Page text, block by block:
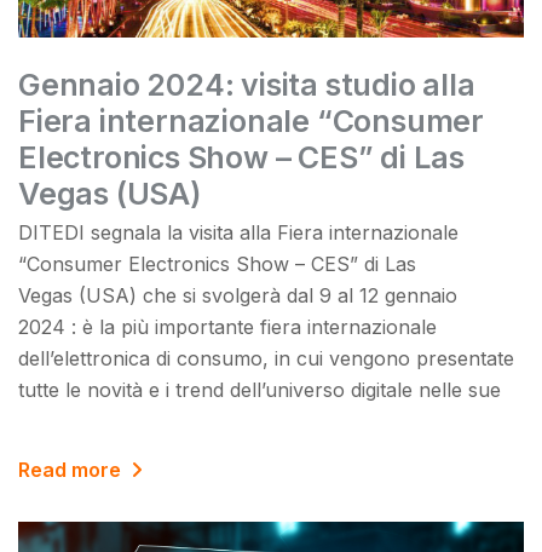
Gennaio 2024: visita studio alla
Fiera internazionale “Consumer
Electronics Show – CES” di Las
Vegas (USA)
DITEDI segnala la visita alla Fiera internazionale
“Consumer Electronics Show – CES” di Las
Vegas (USA) che si svolgerà dal 9 al 12 gennaio
2024 : è la più importante fiera internazionale
dell’elettronica di consumo, in cui vengono presentate
tutte le novità e i trend dell’universo digitale nelle sue
Read more